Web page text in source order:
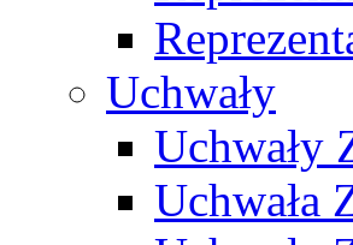
Uchwały
Uchwały
Uchwała